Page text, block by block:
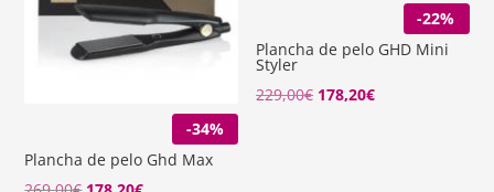
-34%
Plancha de pelo Ghd Max
-22%
Plancha de pelo GHD Mini
Styler
229,00€ El
178,20€El